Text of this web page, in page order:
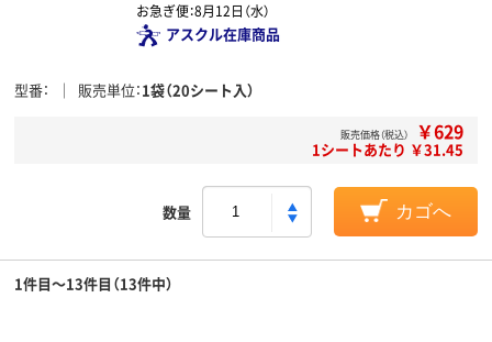
お急ぎ便：8月12日（水）
アスクル在庫商品
型番 販売単位 1袋（20シート入）
販売価格（税込） ￥629
1シートあたり ￥31.45
数量 カゴへ
1件目～13件目（13件中）